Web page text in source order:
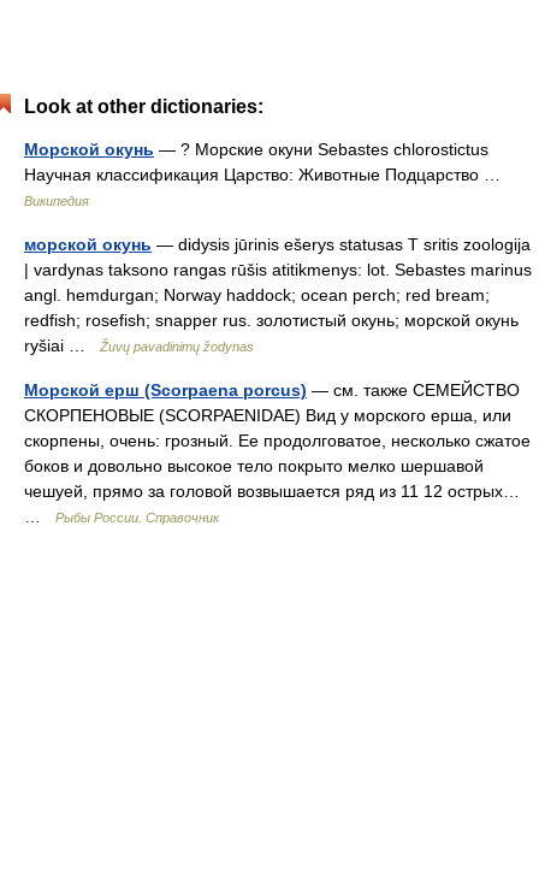
Look at other dictionaries:
Морской окунь — ? Морские окуни Sebastes chlorostictus
Научная классификация Царство: Животные Подцарство …
Википедия
морской окунь — didysis jūrinis ešerys statusas T sritis zoologija
| vardynas taksono rangas rūšis atitikmenys: lot. Sebastes marinus
angl. hemdurgan; Norway haddock; ocean perch; red bream;
redfish; rosefish; snapper rus. золотистый окунь; морской окунь
ryšiai …
Žuvų pavadinimų žodynas
Морской ерш (Scorpaena porсus) — см. также СЕМЕЙСТВО
СКОРПЕНОВЫЕ (SCORPAENIDAE) Вид у морского ерша, или
скорпены, очень: грозный. Ее продолговатое, несколько сжатое
боков и довольно высокое тело покрыто мелко шершавой
чешуей, прямо за головой возвышается ряд из 11 12 острых…
Рыбы России. Справочник